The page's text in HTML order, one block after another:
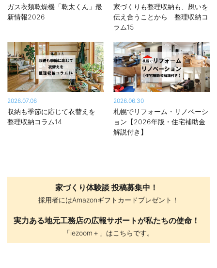
ガス衣類乾燥機「乾太くん」最
新情報2026
家づくりも整理収納も、想いを
伝え合うことから 整理収納コ
ラム15
2026.07.06
収納も季節に応じて衣替えを
整理収納コラム14
2026.06.30
札幌でリフォーム・リノベーシ
ョン【2026年版・住宅補助金
解説付き】
家づくり体験談 投稿募集中！
採用者にはAmazonギフトカードプレゼント！
実力ある地元工務店の広報サポートが私たちの使命！
「iezoom＋」はこちらです。